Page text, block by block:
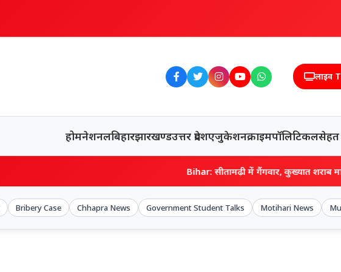
लाइव
होमनेशनलबिहारझारखण्डउत्तर प्रदेशएजुकेशनक्राइमपॉलिटिकलसेहत
Bihar: सीतामढ़ी में गैंगवार, कुख्यात शराब माफिया गणेश राय को
Bribery Case Chhapra News Government Student Talks Motihari News